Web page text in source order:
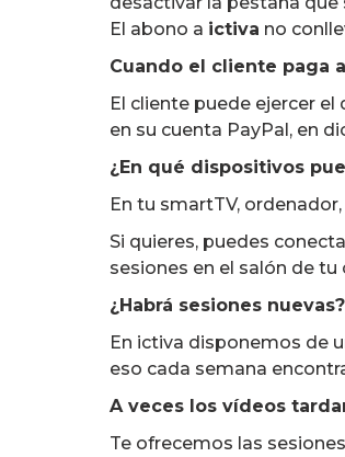
El abono a ictiva no
Cuando el cliente paga
El cliente puede ejercer
en su cuenta PayPal, en
¿En qué dispositivos
En tu smartTV,
Si quieres, puedes
sesiones en el salón de tu
¿Habrá sesiones nuevas?
En ictiva disponemos de
eso cada semana
A veces los vídeos
Te ofrecemos las